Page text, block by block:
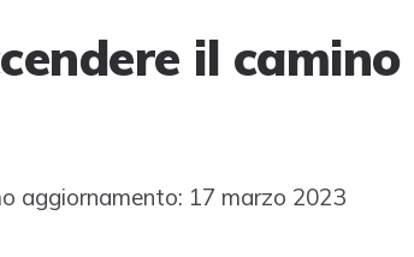
il camino
aggiornamento: 17 marzo 2023